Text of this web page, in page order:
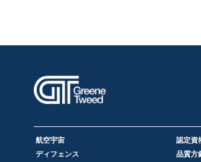
航空宇宙
ディフェンス
認定資
品質方